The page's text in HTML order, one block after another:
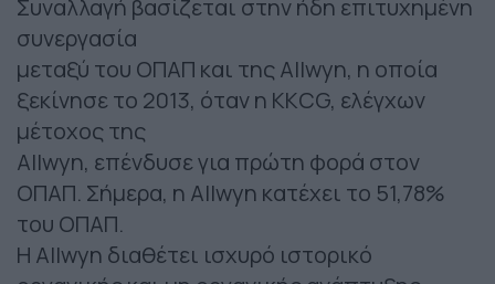
Συναλλαγή βασίζεται στην ήδη επιτυχημένη
συνεργασία
μεταξύ του ΟΠΑΠ και της Allwyn, η οποία
ξεκίνησε το 2013, όταν η KKCG, ελέγχων
μέτοχος της
Allwyn, επένδυσε για πρώτη φορά στον
ΟΠΑΠ. Σήμερα, η Allwyn κατέχει το 51,78%
του ΟΠΑΠ.
Η Allwyn διαθέτει ισχυρό ιστορικό